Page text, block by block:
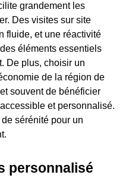
grandement les
Des visites sur site
fluide, et une réactivité
éléments essentiels
De plus, choisir un
de la région de
souvent de bénéficier
et personnalisé.
sérénité pour un
personnalisé